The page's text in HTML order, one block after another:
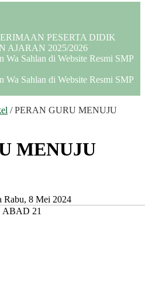
PESERTA DIDIK
AJARAN 2025/2026
Wa Sahlan di Website Resmi SMP
Wa Sahlan di Website Resmi SMP
/PERAN GURU MENUJU
MENUJU
Rabu, 8 Mei 2024